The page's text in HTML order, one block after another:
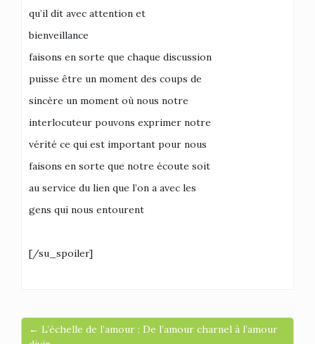
qu’il dit avec attention et
bienveillance
faisons en sorte que chaque discussion
puisse être un moment des coups de
sincère un moment où nous notre
interlocuteur pouvons exprimer notre
vérité ce qui est important pour nous
faisons en sorte que notre écoute soit
au service du lien que l’on a avec les
gens qui nous entourent
[/su_spoiler]
← L’échelle de l’amour : De l’amour charnel à l’amour